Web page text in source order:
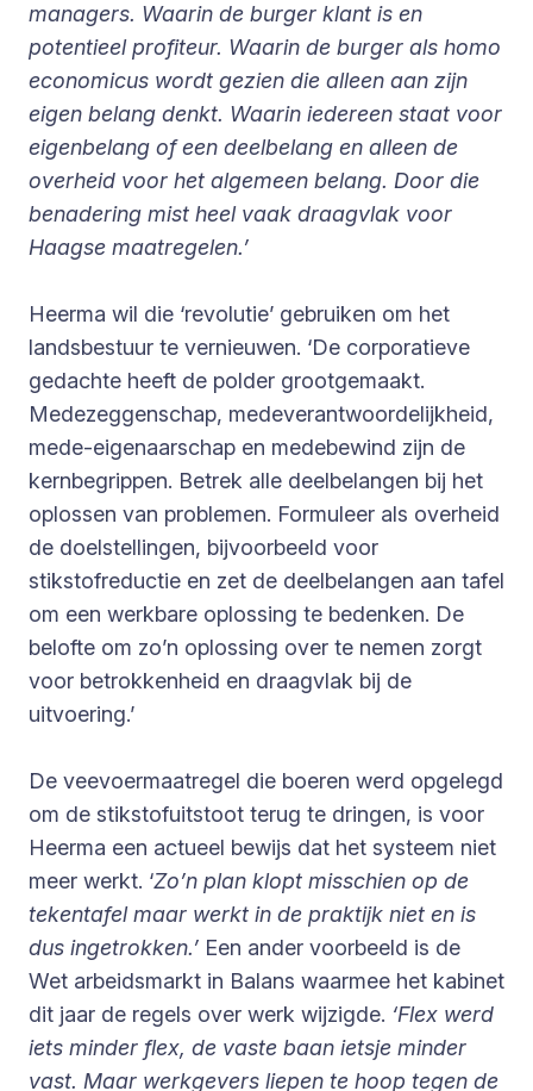
managers. Waarin de burger klant is en
potentieel profiteur. Waarin de burger als homo
economicus wordt gezien die alleen aan zijn
eigen belang denkt. Waarin iedereen staat voor
eigenbelang of een deelbelang en alleen de
overheid voor het algemeen belang. Door die
benadering mist heel vaak draagvlak voor
Haagse maatregelen.’
Heerma wil die ‘revolutie’ gebruiken om het
landsbestuur te vernieuwen. ‘De corporatieve
gedachte heeft de polder grootgemaakt.
Medezeggenschap, medeverantwoordelijkheid,
mede-eigenaarschap en medebewind zijn de
kernbegrippen. Betrek alle deelbelangen bij het
oplossen van problemen. Formuleer als overheid
de doelstellingen, bijvoorbeeld voor
stikstofreductie en zet de deelbelangen aan tafel
om een werkbare oplossing te bedenken. De
belofte om zo’n oplossing over te nemen zorgt
voor betrokkenheid en draagvlak bij de
uitvoering.’
De veevoermaatregel die boeren werd opgelegd
om de stikstofuitstoot terug te dringen, is voor
Heerma een actueel bewijs dat het systeem niet
meer werkt. ‘Zo’n plan klopt misschien op de
tekentafel maar werkt in de praktijk niet en is
dus ingetrokken.’ Een ander voorbeeld is de
Wet arbeidsmarkt in Balans waarmee het kabinet
dit jaar de regels over werk wijzigde. ‘Flex werd
iets minder flex, de vaste baan ietsje minder
vast. Maar werkgevers liepen te hoop tegen de